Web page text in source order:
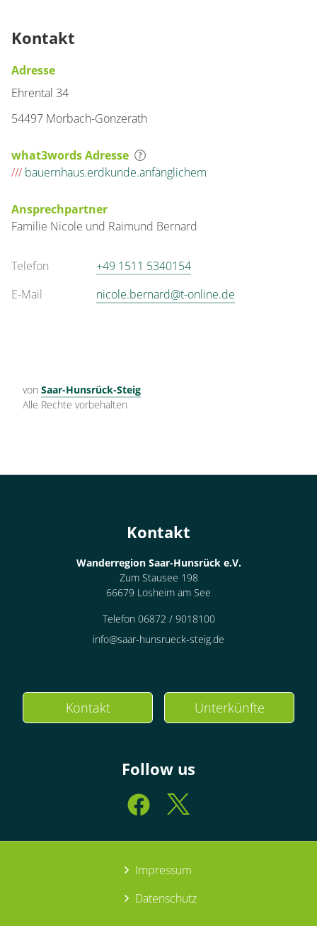
Kontakt
Adresse
Ehrental 34
54497 Morbach-Gonzerath
what3words Adresse
/// bauernhaus.erdkunde.anfänglichem
Ansprechpartner
Familie Nicole und Raimund Bernard
Telefon
+49 1511 5340154
E-Mail
nicole.bernard@t-online.de
von Saar-Hunsrück-Steig
Alle Rechte vorbehalten
Kontakt
Wanderregion Saar-Hunsrück e.V.
Zum Stausee 198
66679 Losheim am See
Telefon 06872 / 9018100
info@saar-hunsrueck-steig.de
Kontakt Unterkünfte
Follow us
Impressum
Datenschutz